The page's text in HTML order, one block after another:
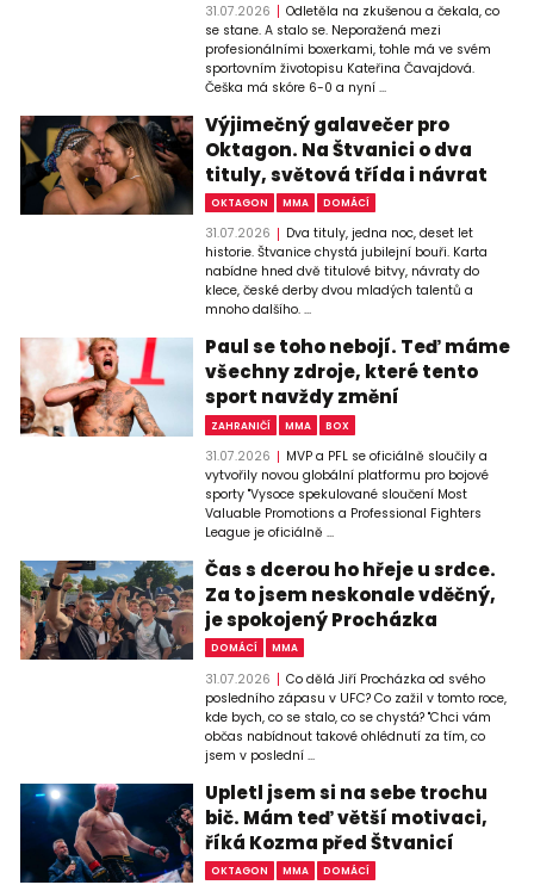
31.07.2026
Odletěla na zkušenou a čekala, co
se stane. A stalo se. Neporažená mezi
profesionálními boxerkami, tohle má ve svém
sportovním životopisu Kateřina Čavajdová.
Češka má skóre 6-0 a nyní ...
Výjimečný galavečer pro
Oktagon. Na Štvanici o dva
tituly, světová třída i návrat
OKTAGON MMA DOMÁCÍ
31.07.2026
Dva tituly, jedna noc, deset let
historie. Štvanice chystá jubilejní bouři. Karta
nabídne hned dvě titulové bitvy, návraty do
klece, české derby dvou mladých talentů a
mnoho dalšího. ...
Paul se toho nebojí. Teď máme
všechny zdroje, které tento
sport navždy změní
ZAHRANIČÍ MMA BOX
31.07.2026
MVP a PFL se oficiálně sloučily a
vytvořily novou globální platformu pro bojové
sporty "Vysoce spekulované sloučení Most
Valuable Promotions a Professional Fighters
League je oficiálně ...
Čas s dcerou ho hřeje u srdce.
Za to jsem neskonale vděčný,
je spokojený Procházka
DOMÁCÍ MMA
31.07.2026
Co dělá Jiří Procházka od svého
posledního zápasu v UFC? Co zažil v tomto roce,
kde bych, co se stalo, co se chystá? "Chci vám
občas nabídnout takové ohlédnutí za tím, co
jsem v poslední ...
Upletl jsem si na sebe trochu
bič. Mám teď větší motivaci,
říká Kozma před Štvanicí
OKTAGON MMA DOMÁCÍ